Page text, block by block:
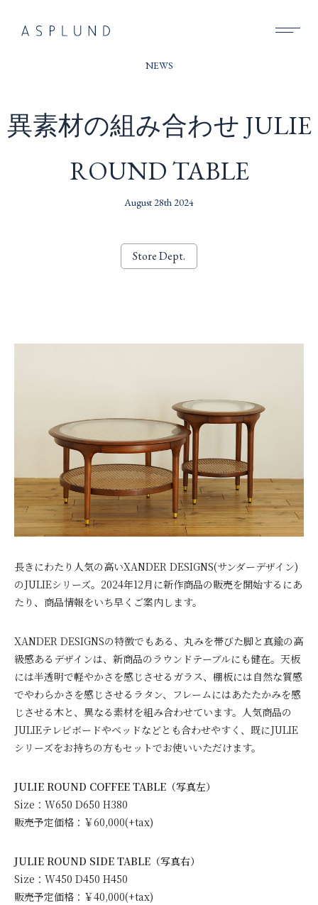
BUSINESS
COMPANY
RECRUIT
NEWS
NEWS
異素材の組み合わせ JULIE
ROUND TABLE
August 28th 2024
Store Dept.
長きにわたり人気の高いXANDER DESIGNS(サンダーデザイン)
のJULIEシリーズ。2024年12月に新作商品の販売を開始するにあ
たり、商品情報をいち早くご案内します。
XANDER DESIGNSの特徴でもある、丸みを帯びた脚と真鍮の高
級感あるデザインは、新商品のラウンドテーブルにも健在。天板
には半透明で軽やかさを感じさせるガラス、棚板には自然な質感
でやわらかさを感じさせるラタン、フレームにはあたたかみを感
じさせる木と、異なる素材を組み合わせています。人気商品の
JULIEテレビボードやベッドなどとも合わせやすく、既にJULIE
シリーズをお持ちの方もセットでお使いいただけます。
JULIE ROUND COFFEE TABLE（写真左）
Size：W650 D650 H380
販売予定価格：￥60,000(+tax)
JULIE ROUND SIDE TABLE（写真右）
Size：W450 D450 H450
販売予定価格：￥40,000(+tax)